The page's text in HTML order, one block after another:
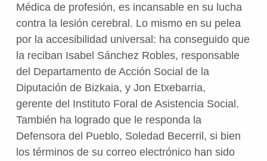
Médica de profesión, es incansable en su lucha
contra la lesión cerebral. Lo mismo en su pelea
por la accesibilidad universal: ha conseguido que
la reciban Isabel Sánchez Robles, responsable
del Departamento de Acción Social de la
Diputación de Bizkaia, y Jon Etxebarria,
gerente del Instituto Foral de Asistencia Social.
También ha logrado que le responda la
Defensora del Pueblo, Soledad Becerril, si bien
los términos de su correo electrónico han sido